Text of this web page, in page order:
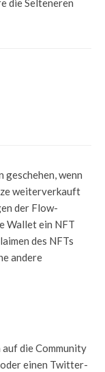
die Selteneren
geschehen, wenn
weiterverkauft
der Flow-
Wallet ein NFT
des NFTs
andere
die Community
einen Twitter-